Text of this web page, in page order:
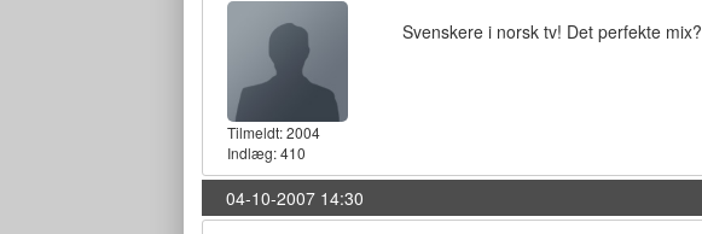
Tilmeldt:2004
Indlæg: 410
Svenskere i norsk tv! Det perfekte mix?
04-10-2007 14:30